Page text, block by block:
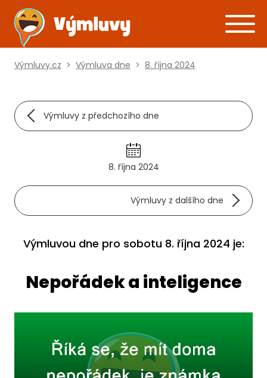
Výmluvy.cz > Výmluva dne > 8. října 2024
Výmluvy z předchozího dne
8. října 2024
Výmluvy z dalšího dne
Výmluvou dne pro sobotu 8. října 2024 je:
Nepořádek a inteligence